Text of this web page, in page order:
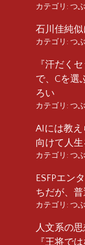
カテゴリ: つ
石川佳純
カテゴリ: つ
『汗だく
で、Cを選
ろい
カテゴリ: つ
AIには教
向けて人
カテゴリ: つ
ESFPエン
ちだが、
カテゴリ: つ
人文系の
『王将で